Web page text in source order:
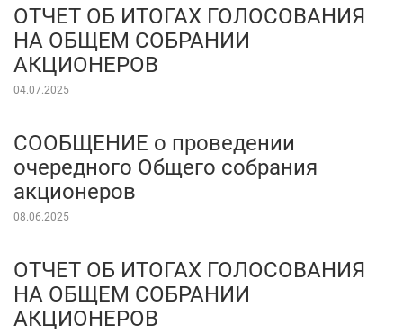
ОТЧЕТ ОБ ИТОГАХ ГОЛОСОВАНИЯ
НА ОБЩЕМ СОБРАНИИ
АКЦИОНЕРОВ
04.07.2025
СООБЩЕНИЕ о проведении
очередного Общего собрания
акционеров
08.06.2025
ОТЧЕТ ОБ ИТОГАХ ГОЛОСОВАНИЯ
НА ОБЩЕМ СОБРАНИИ
АКЦИОНЕРОВ